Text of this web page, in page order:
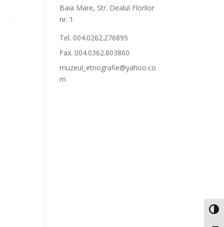
Baia Mare, Str. Dealul Florilor
nr. 1
Tel. 004.0262.276895
Fax. 004.0362.803860
muzeul_etnografie@yahoo.co
m